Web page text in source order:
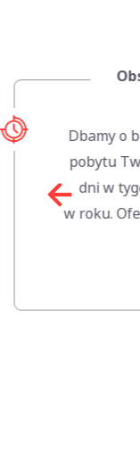
oraz komfort
całą dobę, 7
dni
gości w kilku
7/365